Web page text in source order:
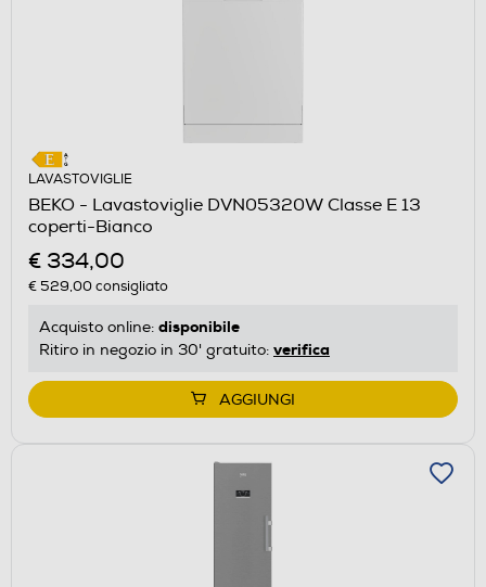
LAVASTOVIGLIE
BEKO - Lavastoviglie DVN05320W Classe E 13
coperti-Bianco
€ 334,00
€ 529,00consigliato
Acquisto online: disponibile
Ritiro in negozio in 30' gratuito: verifica
AGGIUNGI